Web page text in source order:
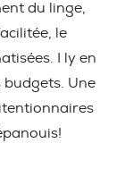
du linge,
le
I ly en
budgets. Une